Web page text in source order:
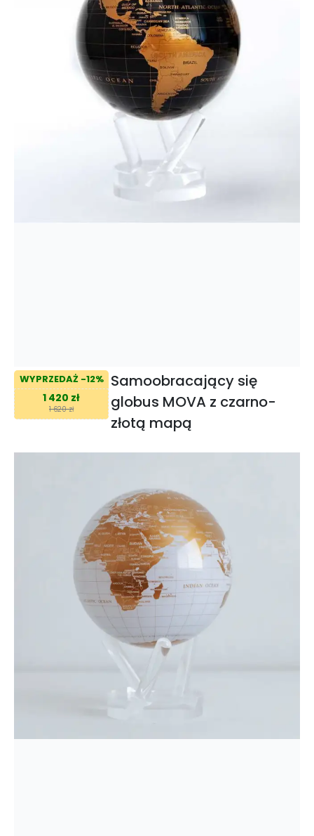
WYPRZEDAŻ -12%
1 420 zł
1 620 zł
Samoobracający się
globus MOVA z czarno-
złotą mapą